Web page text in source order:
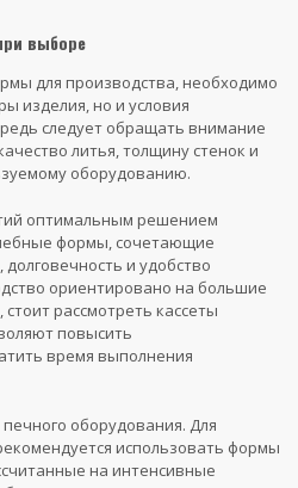
выборе
для производства, необходимо
изделия, но и условия
следует обращать внимание
литья, толщину стенок и
оборудованию.
оптимальным решением
формы, сочетающие
и удобство
ориентировано на большие
рассмотреть кассеты
повысить
время выполнения
оборудования. Для
использовать формы
на интенсивные